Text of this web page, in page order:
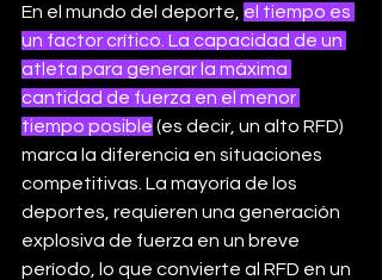
En el mundo del deporte, el tiempo es
un factor crítico. La capacidad de un
atleta para generar la máxima
cantidad de fuerza en el menor
tiempo posible (es decir, un alto RFD)
marca la diferencia en situaciones
competitivas. La mayoría de los
deportes, requieren una generación
explosiva de fuerza en un breve
período, lo que convierte al RFD en un